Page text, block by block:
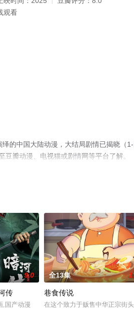
观看
的中国大陆动漫，大结局剧情已揭晓（
瓣动漫、电视猫或剧情网等平台了解。
死人;白狼小羽在恐怖森林收服一虎，又在
下阴界救师父;八戒在黑水镇因过失而害死人
9.0
传
,国产动漫
全13集
巷食传说
在这个致力于贩售中华正宗街